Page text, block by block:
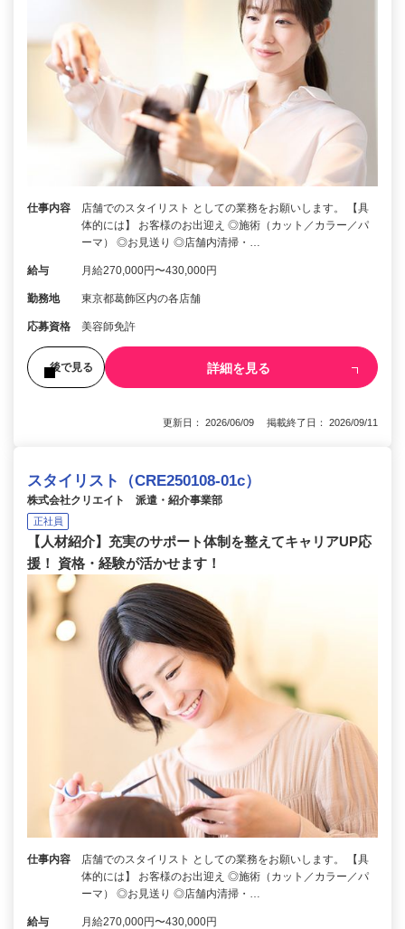
仕事内容
店舗でのスタイリスト としての業務をお願いします。 【具
体的には】 お客様のお出迎え ◎施術（カット／カラー／パ
ーマ） ◎お見送り ◎店舗内清掃・…
給与 月給270,000円〜430,000円
勤務地 東京都葛飾区内の各店舗
応募資格 美容師免許
後で見る 詳細を見る
更新日： 2026/06/09 掲載終了日： 2026/09/11
スタイリスト（CRE250108-01c）
株式会社クリエイト 派遣・紹介事業部
正社員
【人材紹介】充実のサポート体制を整えてキャリアUP応
援！ 資格・経験が活かせます！
仕事内容
店舗でのスタイリスト としての業務をお願いします。 【具
体的には】 お客様のお出迎え ◎施術（カット／カラー／パ
ーマ） ◎お見送り ◎店舗内清掃・…
給与 月給270,000円〜430,000円